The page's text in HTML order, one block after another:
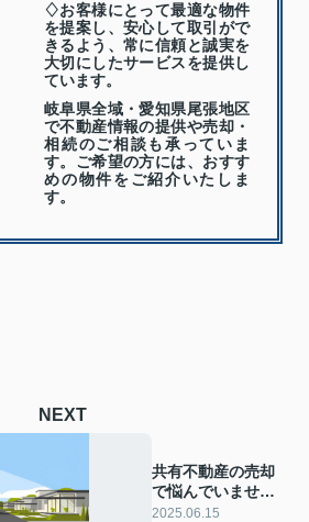
♢お客様にとって最適な物件
を提案し、安心して取引がで
きるよう、常に信頼と誠実を
大切にしたサービスを提供し
ています。
岐阜県全域・愛知県尾張地区
で不動産情報の提供や売却・
相続のご相談も承っていま
す。ご希望の方には、おすす
めの物件をご紹介いたしま
す。
NEXT
共有不動産の売却
で悩んでいません
か 売却時の注意
2025.06.15